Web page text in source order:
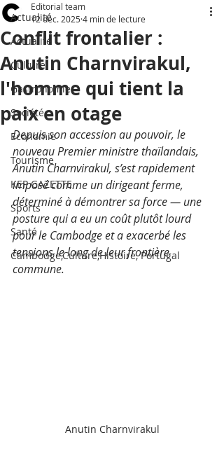
Actualité
Actualité
Culture
Gastronomie
Société
Economie
Tourisme
KEP GAZETTE
Sports
Santé
Cambodge,Culture,Histoire, Portugal
Conflit frontalier :
Anutin Charnvirakul,
l'homme qui tient la
paix en otage
Editorial team
12 déc. 2025 4 min de lecture
Depuis son accession au pouvoir, le
nouveau Premier ministre thaïlandais,
Anutin Charnvirakul, s’est rapidement
imposé comme un dirigeant ferme,
déterminé à démontrer sa force — une
posture qui a eu un coût plutôt lourd
pour le Cambodge et a exacerbé les
tensions le long de leur frontière
commune.
Anutin Charnvirakul